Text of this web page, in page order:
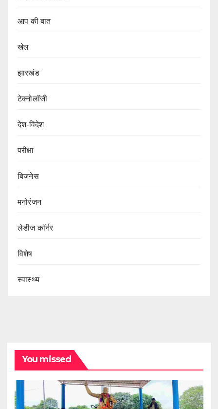
आप की बात
खेल
झारखंड
टेक्नोलॉजी
देश-विदेश
परीक्षा
बिजनेस
मनोरंजन
लेडीज कॉर्नर
विशेष
स्वास्थ्य
You missed